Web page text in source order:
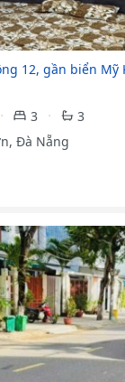
12, gần biển Mỹ
3
3
Đà Nẵng